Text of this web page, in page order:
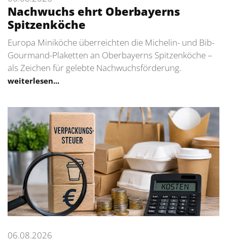
Nachwuchs ehrt Oberbayerns
Spitzenköche
Europa Miniköche überreichten die Michelin- und Bib-
Gourmand-Plaketten an Oberbayerns Spitzenköche –
als Zeichen für gelebte Nachwuchsförderung.
weiterlesen...
06.08.2026